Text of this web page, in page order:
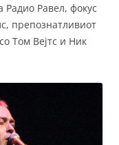
Радио Равел, фокус
препознатливиот
Том Вејтс и Ник